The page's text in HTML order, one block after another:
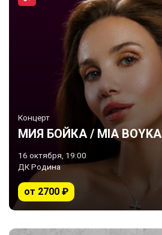
Концерт
МИЯ БОЙКА / MIA BOYKA
16 октября, 19:00
ДК Родина
от 2700 ₽